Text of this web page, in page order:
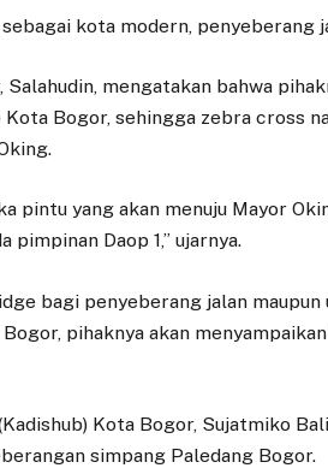
kota modern, penyeberang
mengatakan bahwa
Kota Bogor, sehingga zebra cross
pintu yang akan menuju Mayor
Daop 1,” ujarnya.
bagi penyeberang jalan
pihaknya akan
Kota Bogor, Sujatmiko
simpang Paledang Bogor.